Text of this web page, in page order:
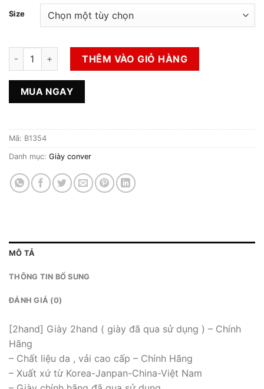
Size
Giày 2hand Thể Thao Hiệu Shoopen số lượng
THÊM VÀO GIỎ HÀNG
MUA NGAY
Mã: B1354
Danh mục: Giày conver
MÔ TẢ
THÔNG TIN BỔ SUNG
ĐÁNH GIÁ (0)
[2hand] Giày 2hand ( giày đã qua sử dụng ) – Chính
Hãng
– Chất liệu da , vải cao cấp – Chính Hãng
– Xuất xứ từ Korea-Janpan-China-Việt Nam